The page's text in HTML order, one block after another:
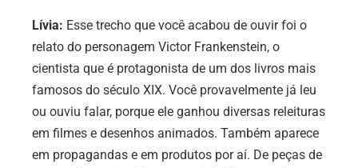
Lívia: Esse trecho que você acabou de ouvir foi o
relato do personagem Victor Frankenstein, o
cientista que é protagonista de um dos livros mais
famosos do século XIX. Você provavelmente já leu
ou ouviu falar, porque ele ganhou diversas releituras
em filmes e desenhos animados. Também aparece
em propagandas e em produtos por aí. De peças de